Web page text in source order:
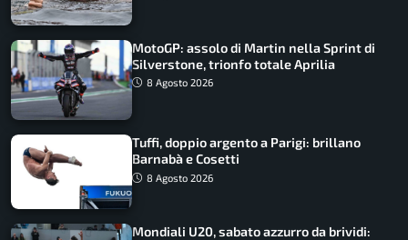
MotoGP: assolo di Martin nella Sprint di
Silverstone, trionfo totale Aprilia
8 Agosto 2026
Tuffi, doppio argento a Parigi: brillano
Barnabà e Cosetti
8 Agosto 2026
Mondiali U20, sabato azzurro da brividi: